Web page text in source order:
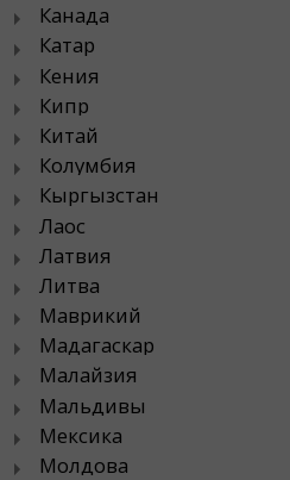
Канада
Катар
Кения
Кипр
Китай
Колумбия
Кыргызстан
Лаос
Латвия
Литва
Маврикий
Мадагаскар
Малайзия
Мальдивы
Мексика
Молдова